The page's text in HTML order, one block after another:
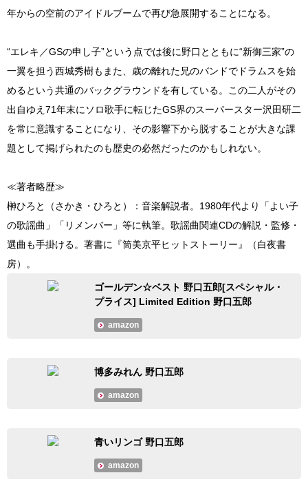
年からの空前のアイドルブームで再び急展開することになる。
“エレキ／GSの申し子”という点では後に野口とともに“新御三家”の
一翼を担う西城秀樹もまた、歳の離れた兄のバンドでドラムスを始
めるという共通のバックグラウンドを有している。この二人がその
出自ゆえ71年末にソロ歌手に転じたGS界のスーパースター沢田研二
を常に意識することになり、その影響下から脱することが大きな課
題として掲げられたのも歴史の必然だったのかもしれない。
≪著者略歴≫
榊ひろと（さかき・ひろと）：音楽解説者。1980年代より「よい子
の歌謡曲」「リメンバー」等に執筆。歌謡曲関連CDの解説・監修・
選曲も手掛ける。著書に『筒美京平ヒットストーリー』（白夜書
房）。
ゴールデン☆ベスト 野口五郎[スペシャル・
プライス] Limited Edition 野口五郎
amazon
博多みれん 野口五郎
amazon
青いリンゴ 野口五郎
amazon